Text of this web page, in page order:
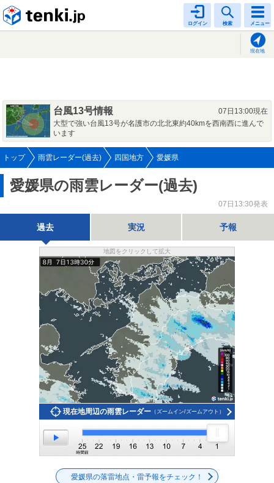
ログイン 検索 メニュー
現在地
台風13号情報
07日13:00現在
大型で強い台風13号が名護市の北北東約40kmを西南西に進んで
います
トップ 雨雲レーダー(過去) 四国地方 愛媛県
愛媛県の雨雲レーダー(過去)
07日13:30発表
過去 実況 予報
地図をクリックして拡大
現在地周辺の雨雲レーダー（ズームイン/ズームアウト）
愛媛県の落雷地点・雷予報をチェック！